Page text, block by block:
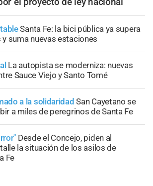
Santa Fe: la bici pública ya supera
y suma nuevas estaciones
La autopista se moderniza: nuevas
Sauce Viejo y Santo Tomé
a la solidaridad San Cayetano se
a miles de peregrinos de Santa Fe
Desde el Concejo, piden al
la situación de los asilos de
Fe